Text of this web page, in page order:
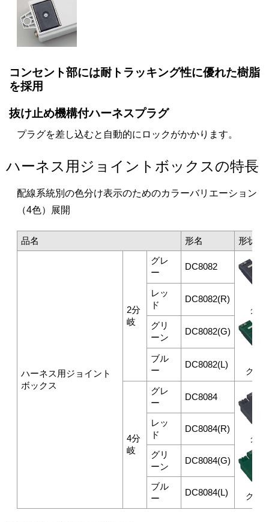
コンセント部には耐トラッキング性に優れた樹脂
を採用
抜け止め機構付ハーネスプラグ
プラグを差し込むと自動的にロックがかかります。
ハーネス用ジョイントボックスの特長
配線系統別の色分け表示のためのカラーバリエーション
（4色）展開
品名 形名 形状・
ハーネス用ジョイント
ボックス
2分
岐
グレ
ー
DC8082
グレ
グリ
レッ
ド
DC8082(R)
グリ
ーン
DC8082(G)
ブル
ー
DC8082(L)
4分
岐
グレ
ー
DC8084
グレ
グリ
レッ
ド
DC8084(R)
グリ
ーン
DC8084(G)
ブル
ー
DC8084(L)